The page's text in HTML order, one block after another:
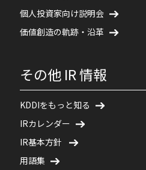
個人投資家向け説明会
価値創造の軌跡・沿革
その他 IR 情報
KDDIをもっと知る
IRカレンダー
IR基本方針
用語集